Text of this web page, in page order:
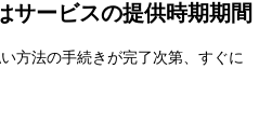
サービスの提供時期期間
方法の手続きが完了次第、すぐに